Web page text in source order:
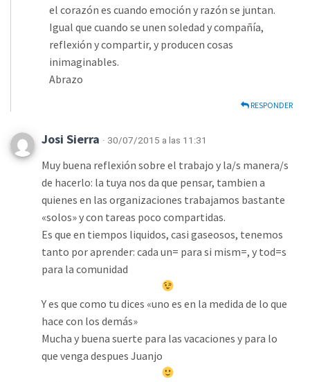
el corazón es cuando emoción y razón se juntan.
Igual que cuando se unen soledad y compañía,
reflexión y compartir, y producen cosas
inimaginables.
Abrazo
RESPONDER
Josi Sierra · 30/07/2015 a las 11:31
Muy buena reflexión sobre el trabajo y la/s manera/s
de hacerlo: la tuya nos da que pensar, tambien a
quienes en las organizaciones trabajamos bastante
«solos» y con tareas poco compartidas.
Es que en tiempos liquidos, casi gaseosos, tenemos
tanto por aprender: cada un= para si mism=, y tod=s
para la comunidad
Y es que como tu dices «uno es en la medida de lo que
hace con los demás»
Mucha y buena suerte para las vacaciones y para lo
que venga despues Juanjo